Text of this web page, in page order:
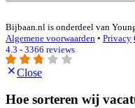
Bijbaan.nl is onderdeel van
Algemene voorwaarden • Privacy
4.3 - 3366 reviews
Close
Hoe sorteren wij